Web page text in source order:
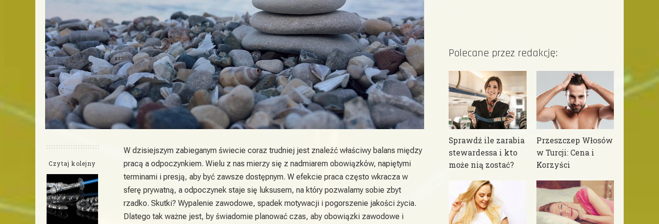
Czytaj kolejny
W dzisiejszym zabieganym świecie coraz trudniej jest znaleźć właściwy balans między
pracą a odpoczynkiem. Wielu z nas mierzy się z nadmiarem obowiązków, napiętymi
terminami i presją, aby być zawsze dostępnym. W efekcie praca często wkracza w
sferę prywatną, a odpoczynek staje się luksusem, na który pozwalamy sobie zbyt
rzadko. Skutki? Wypalenie zawodowe, spadek motywacji i pogorszenie jakości życia.
Dlatego tak ważne jest, by świadomie planować czas, aby obowiązki zawodowe i
Polecane przez redakcję:
Sprawdź ile zarabia
stewardessa i kto
może nią zostać?
Przeszczep Włosów
w Turcji: Cena i
Korzyści